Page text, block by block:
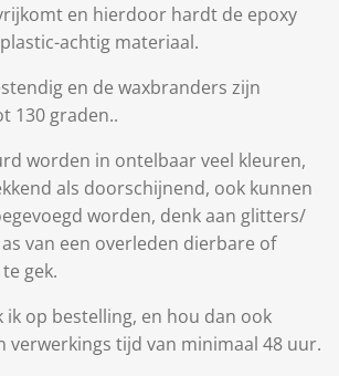
en hierdoor hardt de epoxy
achtig materiaal.
en de waxbranders zijn
130 graden..
worden in ontelbaar veel kleuren,
als doorschijnend, ook kunnen
worden, denk aan glitters/
van een overleden dierbare of
gek.
ik op bestelling, en hou dan ook
verwerkings tijd van minimaal 48 uur.